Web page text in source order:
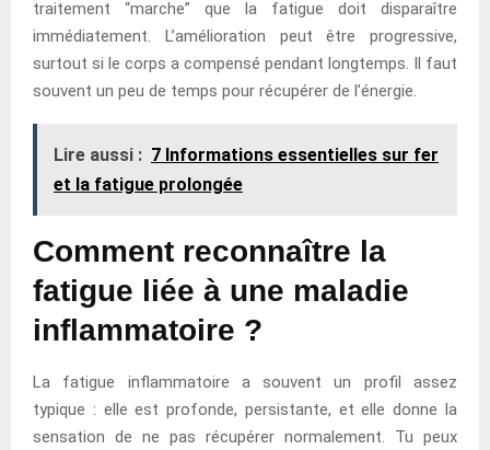
traitement “marche” que la fatigue doit disparaître
immédiatement. L’amélioration peut être progressive,
surtout si le corps a compensé pendant longtemps. Il faut
souvent un peu de temps pour récupérer de l’énergie.
Lire aussi : 7 Informations essentielles sur fer
et la fatigue prolongée
Comment reconnaître la
fatigue liée à une maladie
inflammatoire ?
La fatigue inflammatoire a souvent un profil assez
typique : elle est profonde, persistante, et elle donne la
sensation de ne pas récupérer normalement. Tu peux